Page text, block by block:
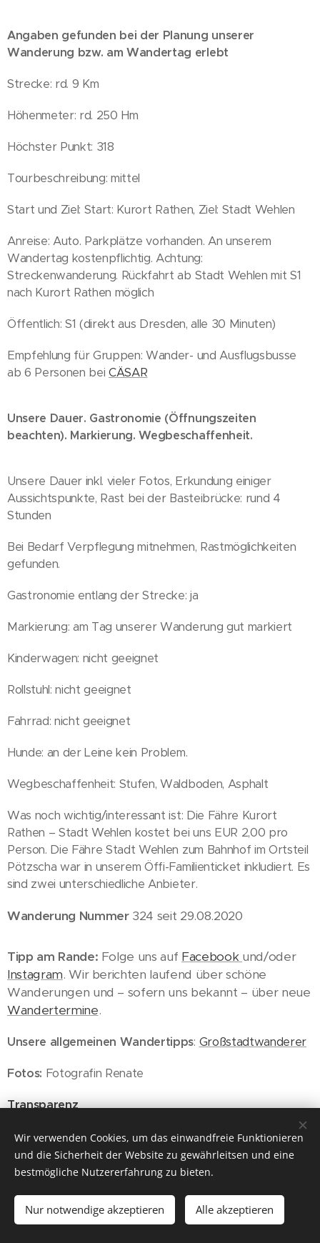
Angaben gefunden bei der Planung unserer
Wanderung bzw. am Wandertag erlebt
Strecke: rd. 9 Km
Höhenmeter: rd. 250 Hm
Höchster Punkt: 318
Tourbeschreibung: mittel
Start und Ziel: Start: Kurort Rathen, Ziel: Stadt Wehlen
Anreise: Auto. Parkplätze vorhanden. An unserem
Wandertag kostenpflichtig. Achtung:
Streckenwanderung. Rückfahrt ab Stadt Wehlen mit S1
nach Kurort Rathen möglich
Öffentlich: S1 (direkt aus Dresden, alle 30 Minuten)
Empfehlung für Gruppen: Wander- und Ausflugsbusse
ab 6 Personen beiCÄSAR
Unsere Dauer. Gastronomie (Öffnungszeiten
beachten). Markierung. Wegbeschaffenheit.
Unsere Dauer inkl. vieler Fotos, Erkundung einiger
Aussichtspunkte, Rast bei der Basteibrücke: rund 4
Stunden
Bei Bedarf Verpflegung mitnehmen, Rastmöglichkeiten
gefunden.
Gastronomie entlang der Strecke: ja
Markierung: am Tag unserer Wanderung gut markiert
Kinderwagen: nicht geeignet
Rollstuhl: nicht geeignet
Fahrrad: nicht geeignet
Hunde: an der Leine kein Problem.
Wegbeschaffenheit: Stufen, Waldboden, Asphalt
Was noch wichtig/interessant ist: Die Fähre Kurort
Rathen – Stadt Wehlen kostet bei uns EUR 2,00 pro
Person. Die Fähre Stadt Wehlen zum Bahnhof im Ortsteil
Pötzscha war in unserem Öffi-Familienticket inkludiert. Es
sind zwei unterschiedliche Anbieter.
Wanderung Nummer324 seit 29.08.2020
Tipp am Rande: Folge uns auf Facebook und/oder
Instagram. Wir berichten laufend über schöne
Wanderungen und – sofern uns bekannt – über neue
Wandertermine.
Unsere allgemeinen Wandertipps: Großstadtwanderer
Fotos: Fotografin Renate
Transparenz
Wandererlebnis und offene Fragen
© 2026 ich will wieder raus
Wir verwenden Cookies, um das einwandfreie Funktionieren
und die Sicherheit der Website zu gewährleitsen und eine
bestmögliche Nutzererfahrung zu bieten.
Nur notwendige akzeptieren Alle akzeptieren